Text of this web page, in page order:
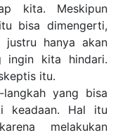
kita. Meskipun
bisa dimengerti,
justru hanya akan
ingin kita hindari.
itu.
yang bisa
keadaan. Hal itu
melakukan